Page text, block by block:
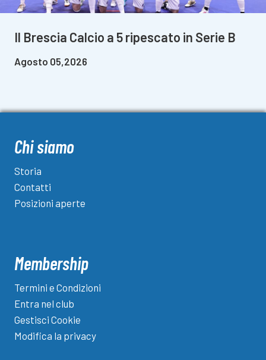
Il Brescia Calcio a 5 ripescato in Serie B
Agosto 05,2026
Chi siamo
Storia
Contatti
Posizioni aperte
Membership
Termini e Condizioni
Entra nel club
Gestisci Cookie
Modifica la privacy